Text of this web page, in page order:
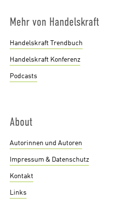
Mehr von Handelskraft
Handelskraft Trendbuch
Handelskraft Konferenz
Podcasts
About
Autorinnen und Autoren
Impressum & Datenschutz
Kontakt
Links